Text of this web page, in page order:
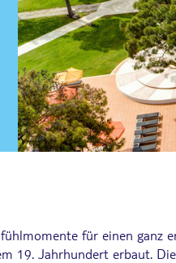
für einen ganz
19. Jahrhundert erbaut.